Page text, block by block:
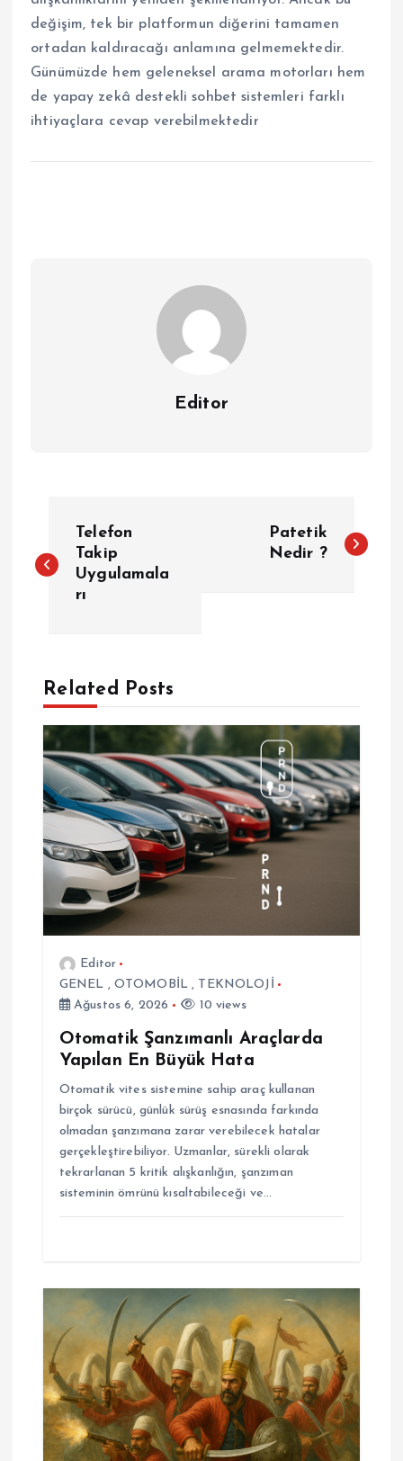
değişim, tek bir platformun diğerini tamamen
ortadan kaldıracağı anlamına gelmemektedir.
Günümüzde hem geleneksel arama motorları hem
de yapay zekâ destekli sohbet sistemleri farklı
ihtiyaçlara cevap verebilmektedir
Editor
a
g
e
z
n
m
Telefon
Takip
Uygulamala
rı
Patetik
Nedir ?
Related Posts
Editor
GENEL , OTOMOBİL , TEKNOLOJİ
Ağustos 6, 2026
10 views
Otomatik Şanzımanlı Araçlarda
Yapılan En Büyük Hata
Otomatik vites sistemine sahip araç kullanan
birçok sürücü, günlük sürüş esnasında farkında
olmadan şanzımana zarar verebilecek hatalar
gerçekleştirebiliyor. Uzmanlar, sürekli olarak
tekrarlanan 5 kritik alışkanlığın, şanzıman
sisteminin ömrünü kısaltabileceği ve…